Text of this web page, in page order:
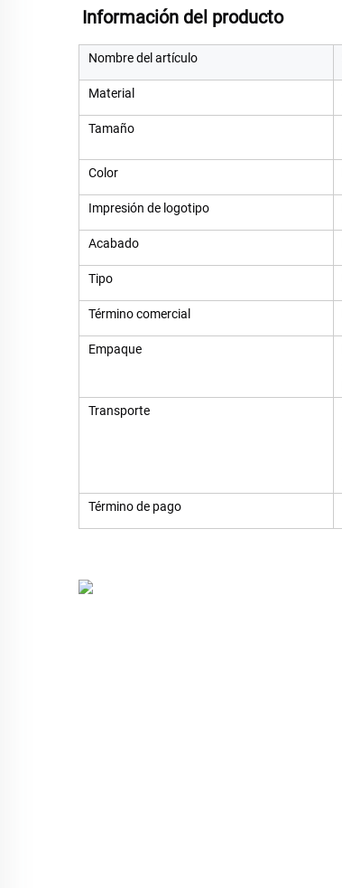
Información del producto
Nombre del artículo
Material
Tamaño
Color
Impresión de logotipo
Acabado
Tipo
Término comercial
Empaque
Transporte
Término de pago